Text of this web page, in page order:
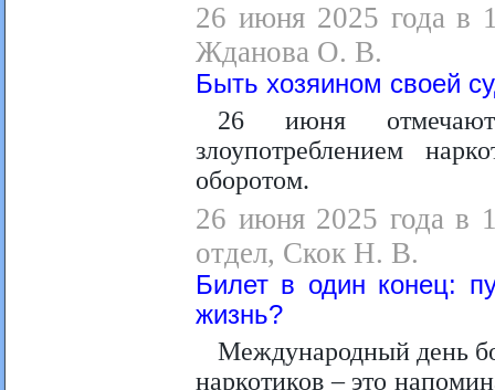
26 июня 2025 года в
Жданова О. В.
Быть хозяином своей
26 июня
злоупотреблением
оборотом.
26 июня 2025 года в
отдел, Скок Н. В.
Билет в один конец:
жизнь?
Международный день
наркотиков – это